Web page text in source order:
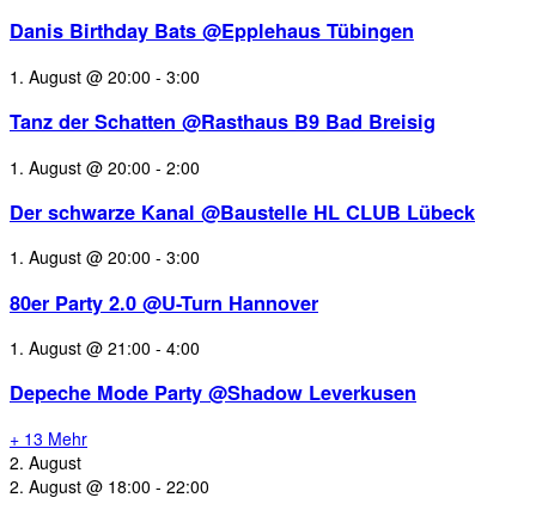
Danis Birthday Bats @Epplehaus Tübingen
1. August @ 20:00 - 3:00
Tanz der Schatten @Rasthaus B9 Bad Breisig
1. August @ 20:00 - 2:00
Der schwarze Kanal @Baustelle HL CLUB Lübeck
1. August @ 20:00 - 3:00
80er Party 2.0 @U-Turn Hannover
1. August @ 21:00 - 4:00
Depeche Mode Party @Shadow Leverkusen
+ 13 Mehr
2. August
2. August @ 18:00 - 22:00